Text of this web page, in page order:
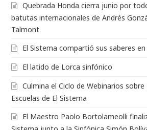
batutas internacionales de Andrés
Talmont
El latido de Lorca sinfónico
Escuelas de El Sistema
Sistema junto a la Sinfónica Simón